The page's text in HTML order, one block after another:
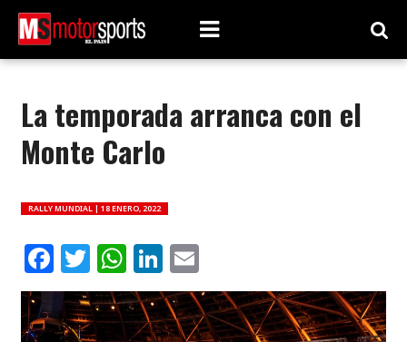
La temporada arranca con el
Monte Carlo
RALLY MUNDIAL | 18 ENERO, 2022
Facebook
Twitter
WhatsApp
LinkedIn
Email